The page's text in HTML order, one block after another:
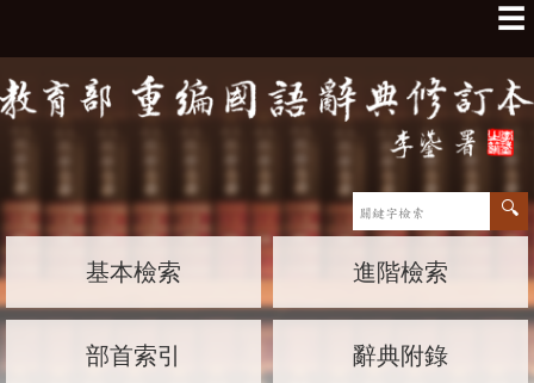
☰
基本檢索 進階檢索
部首索引 辭典附錄